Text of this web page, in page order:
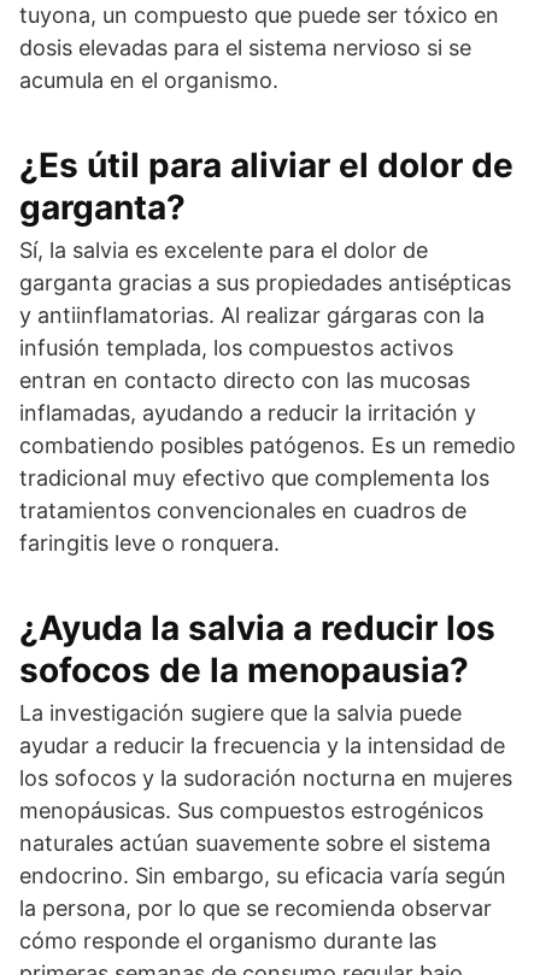
tuyona, un compuesto que puede ser tóxico en
dosis elevadas para el sistema nervioso si se
acumula en el organismo.
¿Es útil para aliviar el dolor de
garganta?
Sí, la salvia es excelente para el dolor de
garganta gracias a sus propiedades antisépticas
y antiinflamatorias. Al realizar gárgaras con la
infusión templada, los compuestos activos
entran en contacto directo con las mucosas
inflamadas, ayudando a reducir la irritación y
combatiendo posibles patógenos. Es un remedio
tradicional muy efectivo que complementa los
tratamientos convencionales en cuadros de
faringitis leve o ronquera.
¿Ayuda la salvia a reducir los
sofocos de la menopausia?
La investigación sugiere que la salvia puede
ayudar a reducir la frecuencia y la intensidad de
los sofocos y la sudoración nocturna en mujeres
menopáusicas. Sus compuestos estrogénicos
naturales actúan suavemente sobre el sistema
endocrino. Sin embargo, su eficacia varía según
la persona, por lo que se recomienda observar
cómo responde el organismo durante las